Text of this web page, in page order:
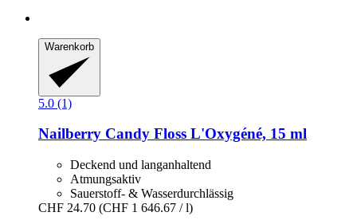
Warenkorb
5.0 (1)
Nailberry Candy Floss L'Oxygéné, 15 ml
Deckend und langanhaltend
Atmungsaktiv
Sauerstoff- & Wasserdurchlässig
CHF 24.70 (CHF 1 646.67 / l)